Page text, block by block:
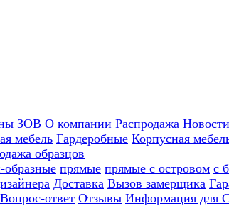
ЗОВ О компании Распродажа Новости
мебель Гардеробные Корпусная
образцов
образные прямые прямые с островом с
Доставка Вызов замерщика
Вопрос-ответ Отзывы Информация для